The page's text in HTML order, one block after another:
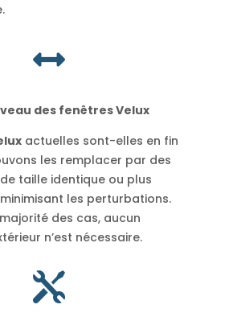

des fenêtres Velux
actuelles sont-elles en fin
les remplacer par des
taille identique ou plus
les perturbations.
des cas, aucun
n’est nécessaire.
